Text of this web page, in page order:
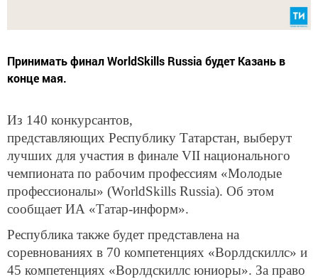
Принимать финал WorldSkills Russia будет Казань в
конце мая.
Из 140 конкурсантов,
представляющих Республику Татарстан, выберут
лучших для участия в финале VII национального
чемпионата по рабочим профессиям «Молодые
профессионалы» (WorldSkills Russia). Об этом
сообщает ИА «Татар-информ».
Республика также будет представлена на
соревнованиях в 70 компетенциях «Ворлдскиллс» и
45 компетенциях «Ворлдскиллс юниоры». За право